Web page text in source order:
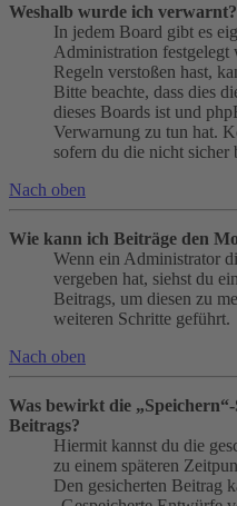
Weshalb wurde ich verwarnt?
In jedem Board gibt es
Administration festgelegt
Regeln verstoßen hast,
Bitte beachte, dass dies
dieses Boards ist und
Verwarnung zu tun hat.
sofern du die nicht
Nach oben
Wie kann ich Beiträge den
Wenn ein Administrator
vergeben hat, siehst du
Beitrags, um diesen zu
weiteren Schritte geführt.
Nach oben
Was bewirkt die
Beitrags?
Hiermit kannst du die
zu einem späteren
Den gesicherten Beitrag